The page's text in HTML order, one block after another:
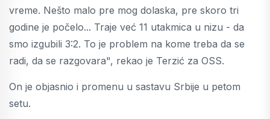
vreme. Nešto malo pre mog dolaska, pre skoro tri
godine je počelo... Traje već 11 utakmica u nizu - da
smo izgubili 3:2. To je problem na kome treba da se
radi, da se razgovara", rekao je Terzić za OSS.
On je objasnio i promenu u sastavu Srbije u petom
setu.